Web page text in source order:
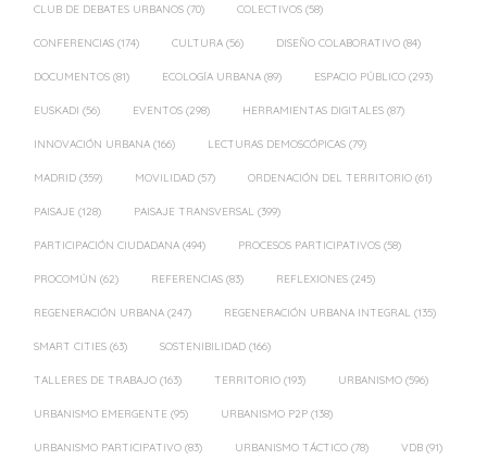
CLUB DE DEBATES URBANOS (70) COLECTIVOS (58)
CONFERENCIAS (174) CULTURA (56) DISEÑO COLABORATIVO (84)
DOCUMENTOS (81) ECOLOGÍA URBANA (89) ESPACIO PÚBLICO (293)
EUSKADI (56) EVENTOS (298) HERRAMIENTAS DIGITALES (87)
INNOVACIÓN URBANA (166) LECTURAS DEMOSCÓPICAS (79)
MADRID (359) MOVILIDAD (57) ORDENACIÓN DEL TERRITORIO (61)
PAISAJE (128) PAISAJE TRANSVERSAL (399)
PARTICIPACIÓN CIUDADANA (494) PROCESOS PARTICIPATIVOS (58)
PROCOMÚN (62) REFERENCIAS (83) REFLEXIONES (245)
REGENERACIÓN URBANA (247) REGENERACIÓN URBANA INTEGRAL (135)
SMART CITIES (63) SOSTENIBILIDAD (166)
TALLERES DE TRABAJO (163) TERRITORIO (193) URBANISMO (596)
URBANISMO EMERGENTE (95) URBANISMO P2P (138)
URBANISMO PARTICIPATIVO (83) URBANISMO TÁCTICO (78) VDB (91)